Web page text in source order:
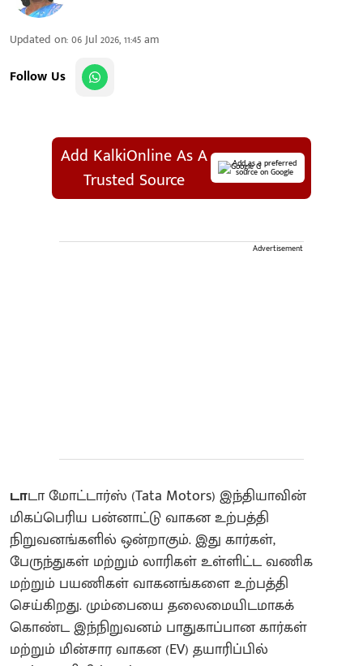
Updated on:06 Jul 2026, 11:45 am
Follow Us
Add KalkiOnline As A
Trusted Source
Add as a preferred
source on Google
Advertisement
டாடா மோட்டார்ஸ் (Tata Motors) இந்தியாவின்
மிகப்பெரிய பன்னாட்டு வாகன உற்பத்தி
நிறுவனங்களில் ஒன்றாகும். இது கார்கள்,
பேருந்துகள் மற்றும் லாரிகள் உள்ளிட்ட வணிக
மற்றும் பயணிகள் வாகனங்களை உற்பத்தி
செய்கிறது. மும்பையை தலைமையிடமாகக்
கொண்ட இந்நிறுவனம் பாதுகாப்பான கார்கள்
மற்றும் மின்சார வாகன (EV) தயாரிப்பில்